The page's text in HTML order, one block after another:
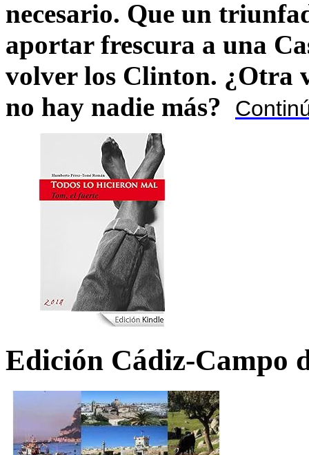
necesario. Que un
aportar frescura a una
volver los Clinton. ¿Otra
no hay nadie más?
Edición Cádiz-Campo